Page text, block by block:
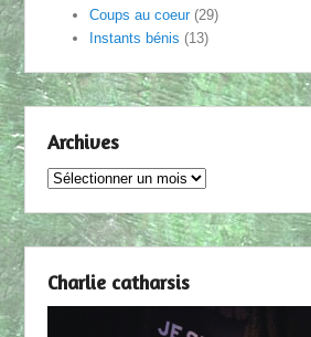
Coups au coeur(29)
Instants bénis (13)
Archives
Archives
Charlie catharsis